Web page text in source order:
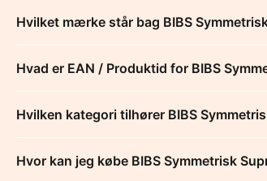
Hvilket mærke står bag BIBS
Hvad er EAN / Produktid for BIBS
Hvilken kategori tilhører BIBS
Hvor kan jeg købe BIBS Symmetrisk